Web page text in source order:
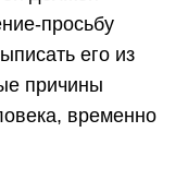
просьбу
его из
причины
временно